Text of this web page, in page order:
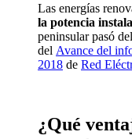
Las energías
la potencia
peninsular pasó
del Avance del
2018 de Red
¿Qué